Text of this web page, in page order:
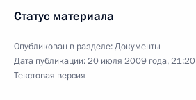
Статус материала
Опубликован в разделе:Документы
Дата публикации:20 июля 2009 года, 21:20
Текстовая версия